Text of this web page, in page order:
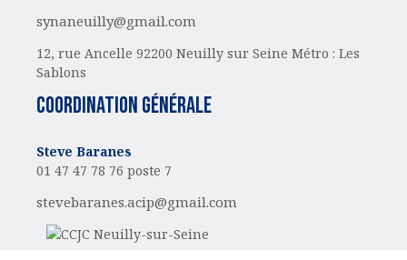
synaneuilly@gmail.com
12, rue Ancelle 92200 Neuilly sur Seine Métro : Les
Sablons
Coordination générale
Steve Baranes
01 47 47 78 76 poste 7
stevebaranes.acip@gmail.com